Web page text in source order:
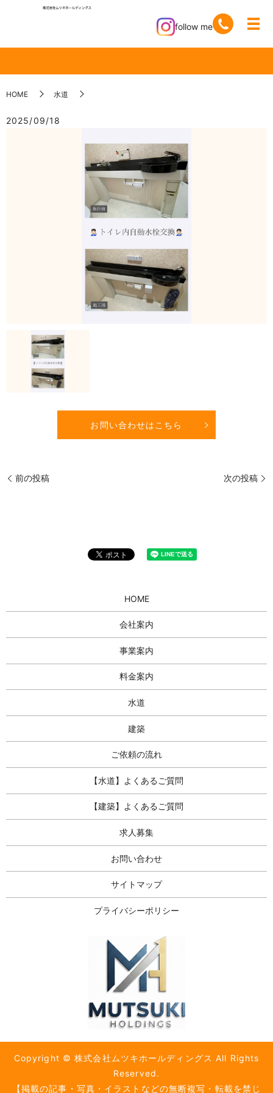
follow me
HOME 水道
2025/09/18
お問い合わせはこちら
前の投稿 次の投稿
HOME
会社案内
事業案内
料金案内
水道
建築
ご依頼の流れ
【水道】よくあるご質問
【建築】よくあるご質問
求人募集
お問い合わせ
サイトマップ
プライバシーポリシー
Copyright © 株式会社ムツキホールディングス All Rights
Reserved.
【掲載の記事・写真・イラストなどの無断複写・転載を禁じ